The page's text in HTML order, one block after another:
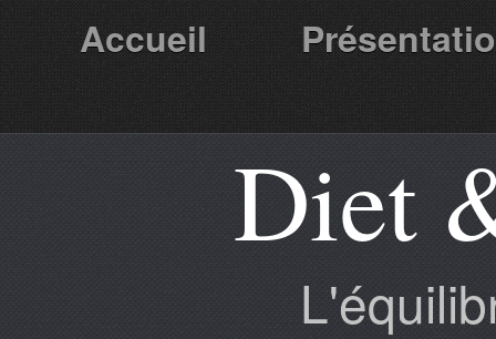
Accueil
Partenaires Diet